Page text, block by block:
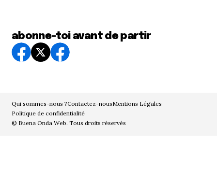
abonne-toi avant de partir
Qui sommes-nous ?Contactez-nousMentions Légales
Politique de confidentialité
© Buena Onda Web. Tous droits réservés